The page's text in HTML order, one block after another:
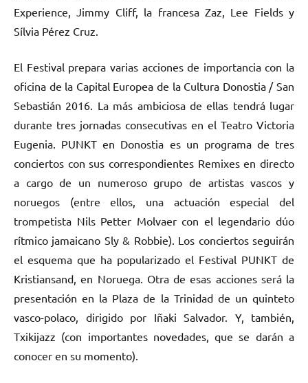
Experience, Jimmy Cliff, la francesa Zaz, Lee Fields y
Sílvia Pérez Cruz.
El Festival prepara varias acciones de importancia con la
oficina de la Capital Europea de la Cultura Donostia / San
Sebastián 2016. La más ambiciosa de ellas tendrá lugar
durante tres jornadas consecutivas en el Teatro Victoria
Eugenia. PUNKT en Donostia es un programa de tres
conciertos con sus correspondientes Remixes en directo
a cargo de un numeroso grupo de artistas vascos y
noruegos (entre ellos, una actuación especial del
trompetista Nils Petter Molvaer con el legendario dúo
rítmico jamaicano Sly & Robbie). Los conciertos seguirán
el esquema que ha popularizado el Festival PUNKT de
Kristiansand, en Noruega. Otra de esas acciones será la
presentación en la Plaza de la Trinidad de un quinteto
vasco-polaco, dirigido por Iñaki Salvador. Y, también,
Txikijazz (con importantes novedades, que se darán a
conocer en su momento).